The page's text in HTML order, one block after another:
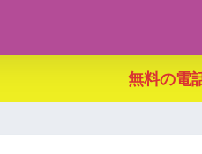
無料の電